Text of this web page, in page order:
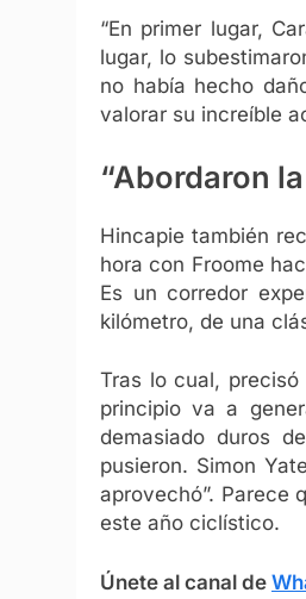
“En primer lugar,
lugar, lo
no había hecho
valorar su increíble
“Abordaron
Hincapie también
hora con Froome
Es un corredor
kilómetro, de una
Tras lo cual,
principio va a
demasiado duros
pusieron. Simon
aprovechó”. Parece
este año ciclístico.
Únete al canal de